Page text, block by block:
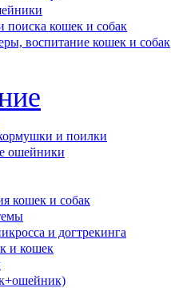
поиска кошек и собак
воспитание кошек и собак
и поилки
ошейники
кошек и собак
и догтрекинга
и кошек